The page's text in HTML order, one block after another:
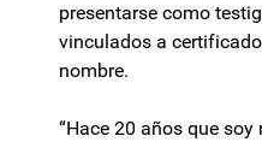
presentarse como
vinculados a
nombre.
“Hace 20 años que